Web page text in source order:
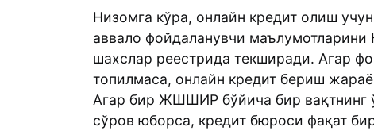
Низомга кўра, онлайн кредит олиш
аввало фойдаланувчи маълумотларини
шахслар реестрида текширади. Агар
топилмаса, онлайн кредит бериш
Агар бир ЖШШИР бўйича бир вақтнинг
сўров юборса, кредит бюроси фақат